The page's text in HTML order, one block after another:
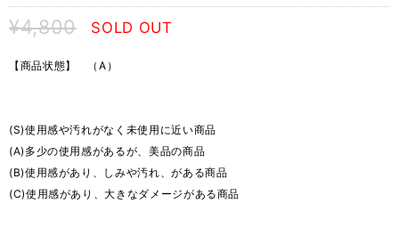
¥4,800 SOLD OUT
【商品状態】 （A）
(S)使用感や汚れがなく未使用に近い商品
(A)多少の使用感があるが、美品の商品
(B)使用感があり、しみや汚れ、がある商品
(C)使用感があり、大きなダメージがある商品